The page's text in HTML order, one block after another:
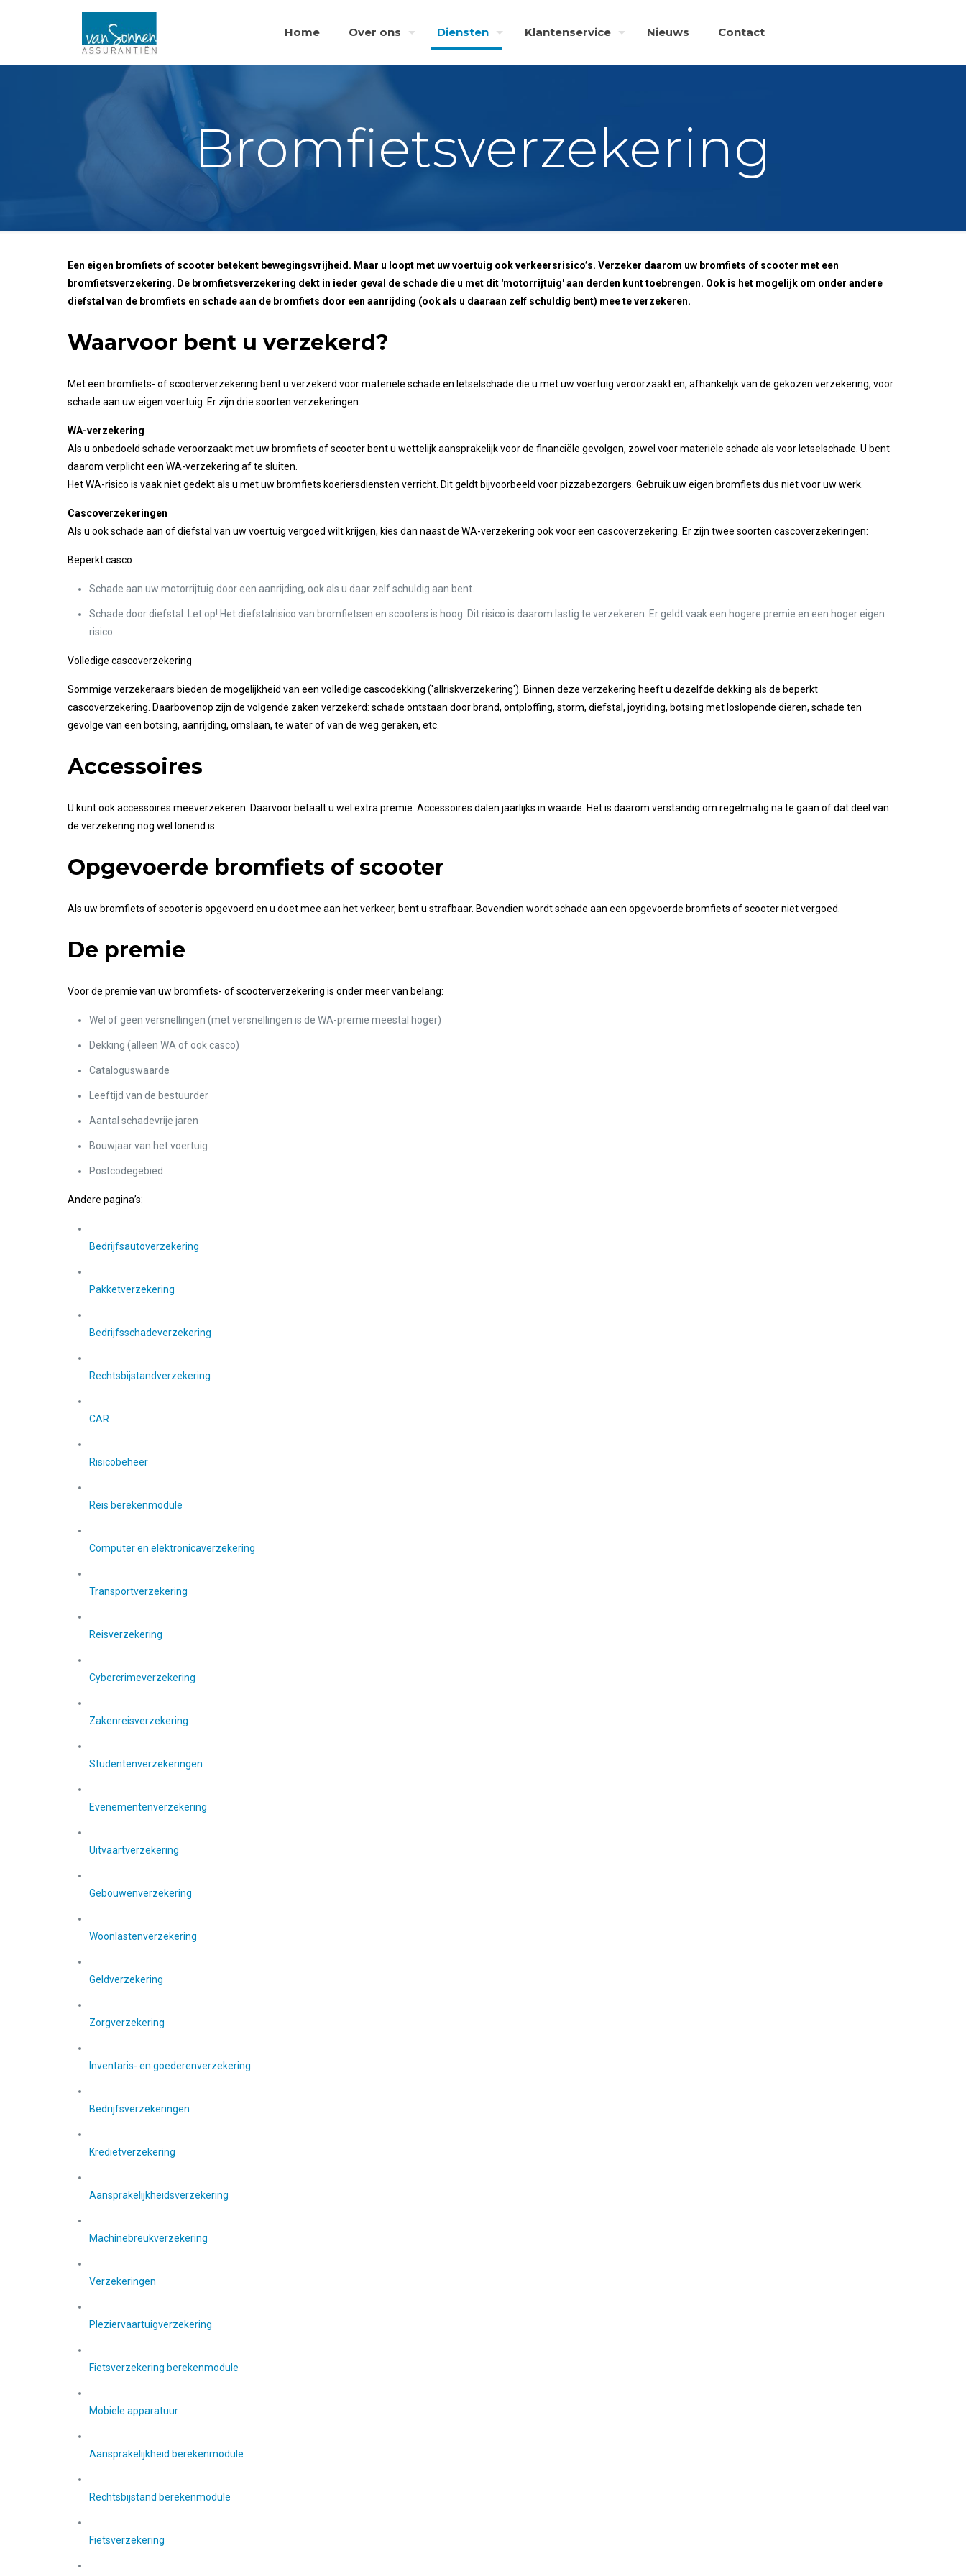
Home Over ons Diensten Klantenservice Nieuws Contact
Bromfietsverzekering
Een eigen bromfiets of scooter betekent bewegingsvrijheid. Maar u loopt met uw voertuig ook verkeersrisico’s. Verzeker daarom uw bromfiets of scooter met een
bromfietsverzekering. De bromfietsverzekering dekt in ieder geval de schade die u met dit 'motorrijtuig' aan derden kunt toebrengen. Ook is het mogelijk om onder andere
diefstal van de bromfiets en schade aan de bromfiets door een aanrijding (ook als u daaraan zelf schuldig bent) mee te verzekeren.
Waarvoor bent u verzekerd?
Met een bromfiets- of scooterverzekering bent u verzekerd voor materiële schade en letselschade die u met uw voertuig veroorzaakt en, afhankelijk van de gekozen verzekering, voor
schade aan uw eigen voertuig. Er zijn drie soorten verzekeringen:
WA-verzekering
Als u onbedoeld schade veroorzaakt met uw bromfiets of scooter bent u wettelijk aansprakelijk voor de financiële gevolgen, zowel voor materiële schade als voor letselschade. U bent
daarom verplicht een WA-verzekering af te sluiten.
Het WA-risico is vaak niet gedekt als u met uw bromfiets koeriersdiensten verricht. Dit geldt bijvoorbeeld voor pizzabezorgers. Gebruik uw eigen bromfiets dus niet voor uw werk.
Cascoverzekeringen
Als u ook schade aan of diefstal van uw voertuig vergoed wilt krijgen, kies dan naast de WA-verzekering ook voor een cascoverzekering. Er zijn twee soorten cascoverzekeringen:
Beperkt casco
Schade aan uw motorrijtuig door een aanrijding, ook als u daar zelf schuldig aan bent.
Schade door diefstal. Let op! Het diefstalrisico van bromfietsen en scooters is hoog. Dit risico is daarom lastig te verzekeren. Er geldt vaak een hogere premie en een hoger eigen
risico.
Volledige cascoverzekering
Sommige verzekeraars bieden de mogelijkheid van een volledige cascodekking ('allriskverzekering'). Binnen deze verzekering heeft u dezelfde dekking als de beperkt
cascoverzekering. Daarbovenop zijn de volgende zaken verzekerd: schade ontstaan door brand, ontploffing, storm, diefstal, joyriding, botsing met loslopende dieren, schade ten
gevolge van een botsing, aanrijding, omslaan, te water of van de weg geraken, etc.
Accessoires
U kunt ook accessoires meeverzekeren. Daarvoor betaalt u wel extra premie. Accessoires dalen jaarlijks in waarde. Het is daarom verstandig om regelmatig na te gaan of dat deel van
de verzekering nog wel lonend is.
Opgevoerde bromfiets of scooter
Als uw bromfiets of scooter is opgevoerd en u doet mee aan het verkeer, bent u strafbaar. Bovendien wordt schade aan een opgevoerde bromfiets of scooter niet vergoed.
De premie
Voor de premie van uw bromfiets- of scooterverzekering is onder meer van belang:
Wel of geen versnellingen (met versnellingen is de WA-premie meestal hoger)
Dekking (alleen WA of ook casco)
Cataloguswaarde
Leeftijd van de bestuurder
Aantal schadevrije jaren
Bouwjaar van het voertuig
Postcodegebied
Andere pagina’s:
Bedrijfsautoverzekering
Pakketverzekering
Bedrijfsschadeverzekering
Rechtsbijstandverzekering
CAR
Risicobeheer
Reis berekenmodule
Computer en elektronicaverzekering
Transportverzekering
Reisverzekering
Cybercrimeverzekering
Zakenreisverzekering
Studentenverzekeringen
Evenementenverzekering
Uitvaartverzekering
Gebouwenverzekering
Woonlastenverzekering
Geldverzekering
Zorgverzekering
Inventaris- en goederenverzekering
Bedrijfsverzekeringen
Kredietverzekering
Aansprakelijkheidsverzekering
Machinebreukverzekering
Verzekeringen
Pleziervaartuigverzekering
Fietsverzekering berekenmodule
Mobiele apparatuur
Aansprakelijkheid berekenmodule
Rechtsbijstand berekenmodule
Fietsverzekering